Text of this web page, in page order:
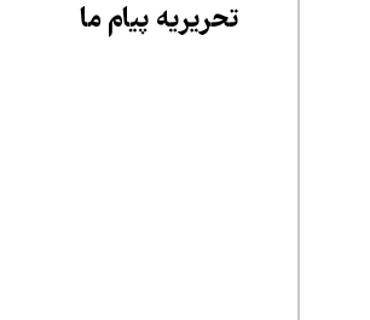
تحریریه پیام ما